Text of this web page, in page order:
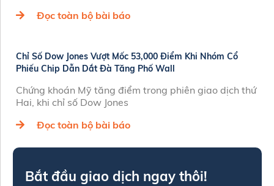
Đọc toàn bộ bài báo
Chỉ Số Dow Jones Vượt Mốc 53,000 Điểm Khi Nhóm Cổ
Phiếu Chip Dẫn Dắt Đà Tăng Phố Wall
Chứng khoán Mỹ tăng điểm trong phiên giao dịch thứ
Hai, khi chỉ số Dow Jones
Đọc toàn bộ bài báo
Bắt đầu giao dịch ngay thôi!